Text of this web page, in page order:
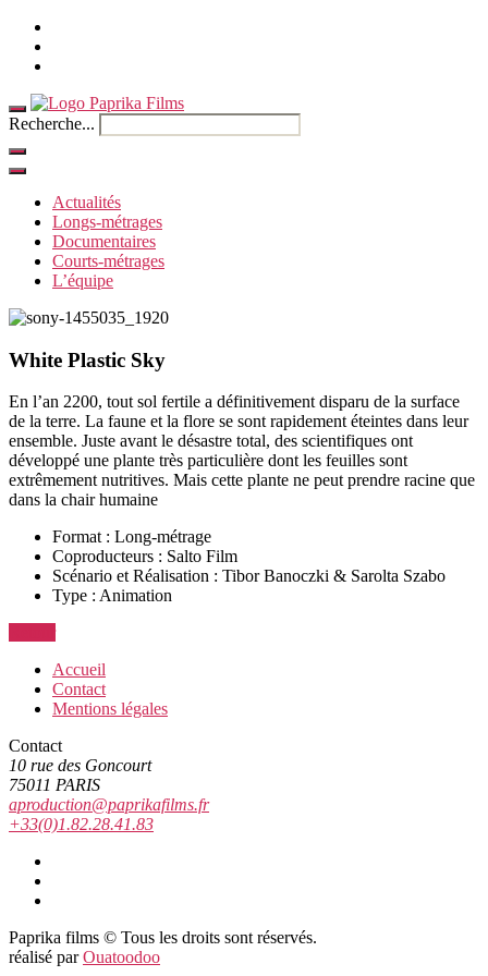
Recherche...
Actualités
Longs-métrages
Documentaires
Courts-métrages
L’équipe
White Plastic Sky
En l’an 2200, tout sol fertile a définitivement disparu de la surface
de la terre. La faune et la flore se sont rapidement éteintes dans leur
ensemble. Juste avant le désastre total, des scientifiques ont
développé une plante très particulière dont les feuilles sont
extrêmement nutritives. Mais cette plante ne peut prendre racine que
dans la chair humaine
Format : Long-métrage
Coproducteurs : Salto Film
Scénario et Réalisation : Tibor Banoczki & Sarolta Szabo
Type : Animation
Accueil
Contact
Mentions légales
Contact
10 rue des Goncourt
75011 PARIS
aproduction@paprikafilms.fr
+33(0)1.82.28.41.83
Paprika films © Tous les droits sont réservés.
réalisé parOuatoodoo